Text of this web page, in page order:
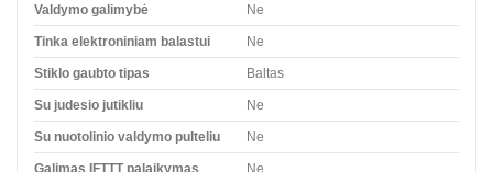
Valdymo galimybė Ne
Tinka elektroniniam balastui Ne
Stiklo gaubto tipas Baltas
Su judesio jutikliu Ne
Su nuotolinio valdymo pulteliu Ne
Galimas IFTTT palaikymas Ne